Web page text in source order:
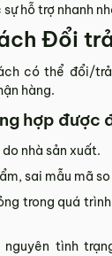
hỗ trợ nhanh
Đổi
có thể đổi/
hàng.
hợp được
nhà sản xuất.
sai mẫu mã
trong quá
nguyên tình